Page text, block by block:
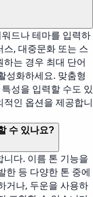
드나 테마를 입력하
, 대중문화 또는 스
는 경우 최대 단어
성화하세요. 맞춤형
성을 입력할 수도 있
인 옵션을 제공합니
수 있나요?
다. 이름 톤 기능을
한 등 다양한 톤 중에
거나, 두운을 사용하